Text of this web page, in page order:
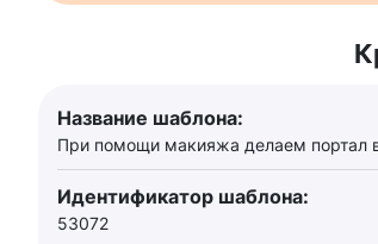
Название шаблона:
При помощи макияжа делаем портал
Идентификатор шаблона:
53072